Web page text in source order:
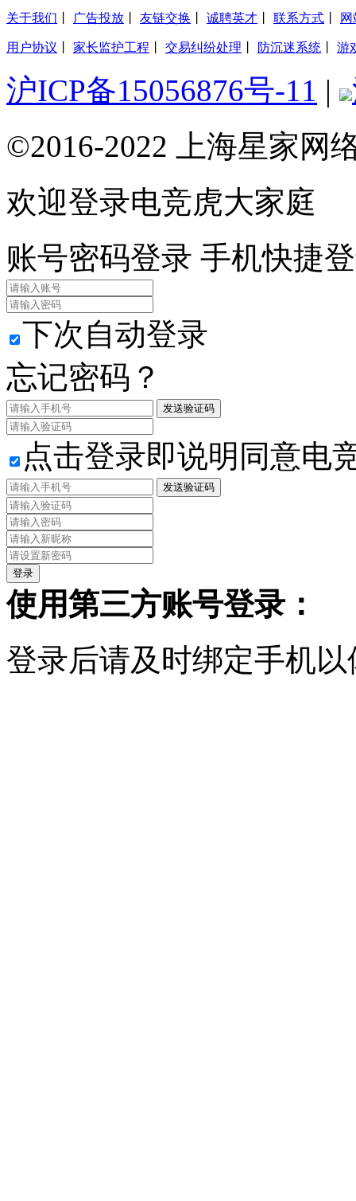
关于我们 广告投放 友链交换 诚聘英才 联系方式
用户协议 家长监护工程 交易纠纷处理 防沉迷系统 游
沪ICP备15056876号-11 |
©2016-2022 上海星家网
欢迎登录电竞虎大家庭
账号密码登录 手机快捷
下次自动登录
忘记密码？
发送验证码
点击登录即说明同意电
发送验证码
使用第三方账号登录：
登录后请及时绑定手机